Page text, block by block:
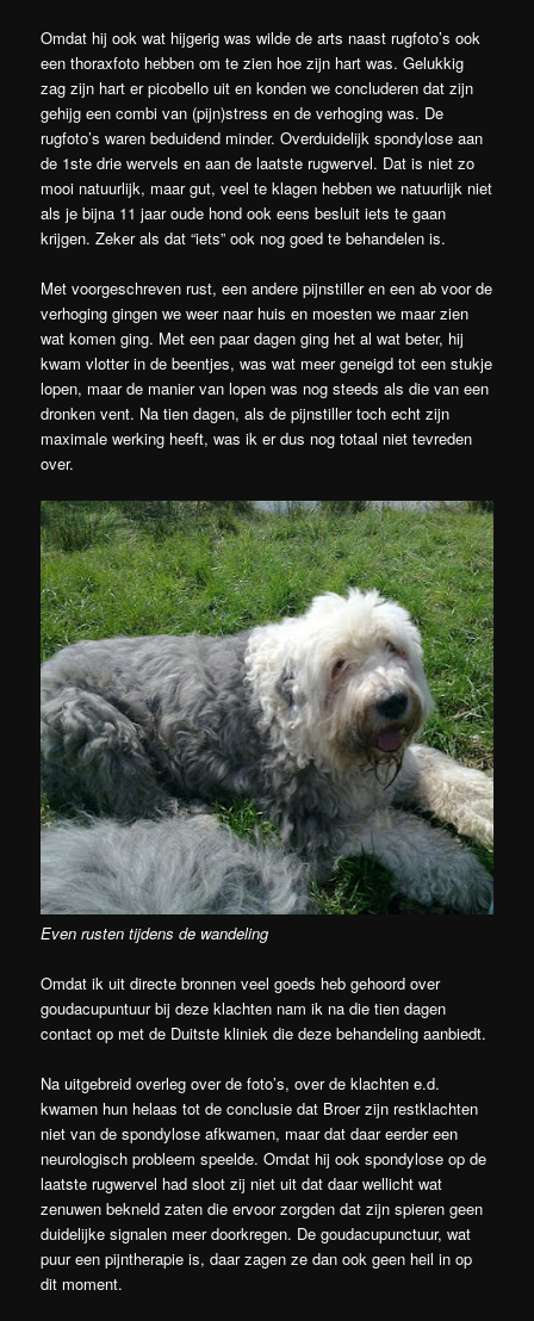
Omdat hij ook wat hijgerig was wilde de arts naast rugfoto’s ook
een thoraxfoto hebben om te zien hoe zijn hart was. Gelukkig
zag zijn hart er picobello uit en konden we concluderen dat zijn
gehijg een combi van (pijn)stress en de verhoging was. De
rugfoto’s waren beduidend minder. Overduidelijk spondylose aan
de 1ste drie wervels en aan de laatste rugwervel. Dat is niet zo
mooi natuurlijk, maar gut, veel te klagen hebben we natuurlijk niet
als je bijna 11 jaar oude hond ook eens besluit iets te gaan
krijgen. Zeker als dat “iets” ook nog goed te behandelen is.
Met voorgeschreven rust, een andere pijnstiller en een ab voor de
verhoging gingen we weer naar huis en moesten we maar zien
wat komen ging. Met een paar dagen ging het al wat beter, hij
kwam vlotter in de beentjes, was wat meer geneigd tot een stukje
lopen, maar de manier van lopen was nog steeds als die van een
dronken vent. Na tien dagen, als de pijnstiller toch echt zijn
maximale werking heeft, was ik er dus nog totaal niet tevreden
over.
Even rusten tijdens de wandeling
Omdat ik uit directe bronnen veel goeds heb gehoord over
goudacupuntuur bij deze klachten nam ik na die tien dagen
contact op met de Duitste kliniek die deze behandeling aanbiedt.
Na uitgebreid overleg over de foto’s, over de klachten e.d.
kwamen hun helaas tot de conclusie dat Broer zijn restklachten
niet van de spondylose afkwamen, maar dat daar eerder een
neurologisch probleem speelde. Omdat hij ook spondylose op de
laatste rugwervel had sloot zij niet uit dat daar wellicht wat
zenuwen bekneld zaten die ervoor zorgden dat zijn spieren geen
duidelijke signalen meer doorkregen. De goudacupunctuur, wat
puur een pijntherapie is, daar zagen ze dan ook geen heil in op
dit moment.